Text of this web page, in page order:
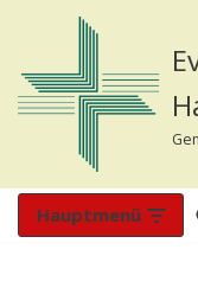
Inhalt
springen
Hauptmenü